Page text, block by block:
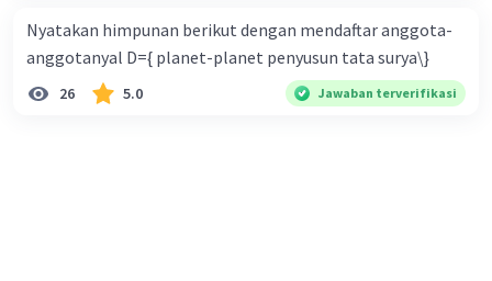
Nyatakan himpunan berikut dengan mendaftar anggota-
anggotanyal D={ planet-planet penyusun tata surya\}
26 5.0 Jawaban terverifikasi